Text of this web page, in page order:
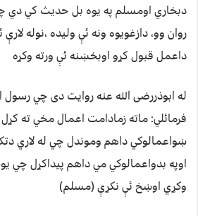
دبخاري اومسلم په يوه بل حديث کي دي
روان وو، دازغويوه ونه ئې وليده ،نوله
داعمل قبول کړو اوبخښنه ئې ورته وکړه
له ابوذررضی الله عنه روايت دی چي رسول
فرمائلي: ماته زمادامت اعمال مخي ته
ښواعمالوکي داهم وموندل چي له لاري
اوپه بدواعمالوکي مي داهم پيداکړل
وکړي اوښخ ئې نکړې (مسلم)